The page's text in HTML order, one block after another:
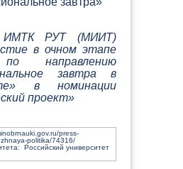
ИМТК РУТ (МИИТ)
в очном этапе
направлению
завтра в
в номинации
проект»
press-
politika/74316/
Российский университет